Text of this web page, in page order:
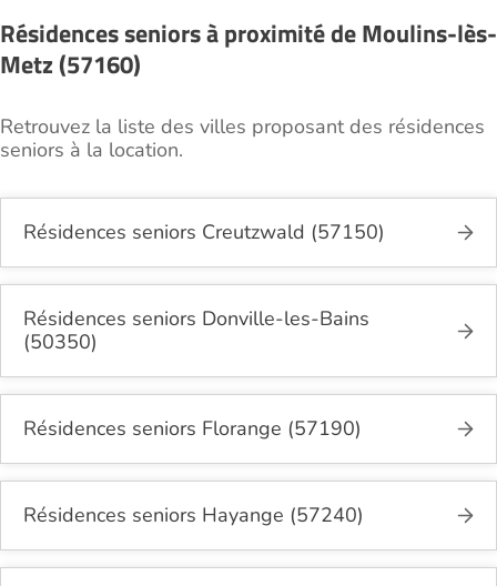
Résidences seniors à proximité de Moulins-lès-
Metz (57160)
Retrouvez la liste des villes proposant des résidences
seniors à la location.
Résidences seniors Creutzwald (57150)
Résidences seniors Donville-les-Bains
(50350)
Résidences seniors Florange (57190)
Résidences seniors Hayange (57240)